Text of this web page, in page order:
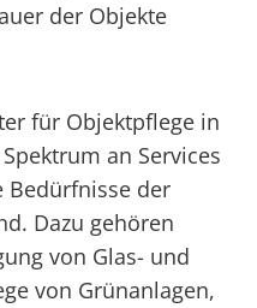
der Objekte
für Objektpflege in
an Services
der
Dazu gehören
von Glas- und
von Grünanlagen,